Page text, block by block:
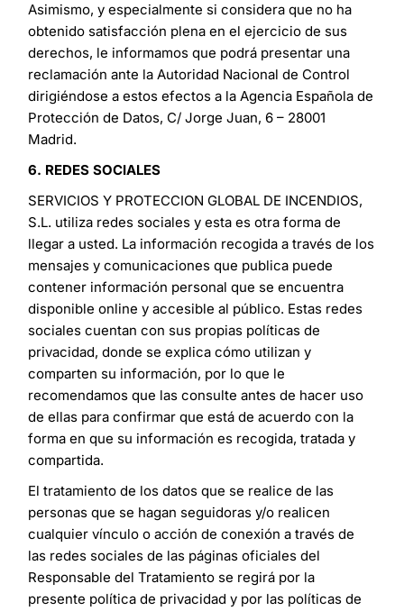
Asimismo, y especialmente si considera que no ha
obtenido satisfacción plena en el ejercicio de sus
derechos, le informamos que podrá presentar una
reclamación ante la Autoridad Nacional de Control
dirigiéndose a estos efectos a la Agencia Española de
Protección de Datos, C/ Jorge Juan, 6 – 28001
Madrid.
6. REDES SOCIALES
SERVICIOS Y PROTECCION GLOBAL DE INCENDIOS,
S.L. utiliza redes sociales y esta es otra forma de
llegar a usted. La información recogida a través de los
mensajes y comunicaciones que publica puede
contener información personal que se encuentra
disponible online y accesible al público. Estas redes
sociales cuentan con sus propias políticas de
privacidad, donde se explica cómo utilizan y
comparten su información, por lo que le
recomendamos que las consulte antes de hacer uso
de ellas para confirmar que está de acuerdo con la
forma en que su información es recogida, tratada y
compartida.
El tratamiento de los datos que se realice de las
personas que se hagan seguidoras y/o realicen
cualquier vínculo o acción de conexión a través de
las redes sociales de las páginas oficiales del
Responsable del Tratamiento se regirá por la
presente política de privacidad y por las políticas de